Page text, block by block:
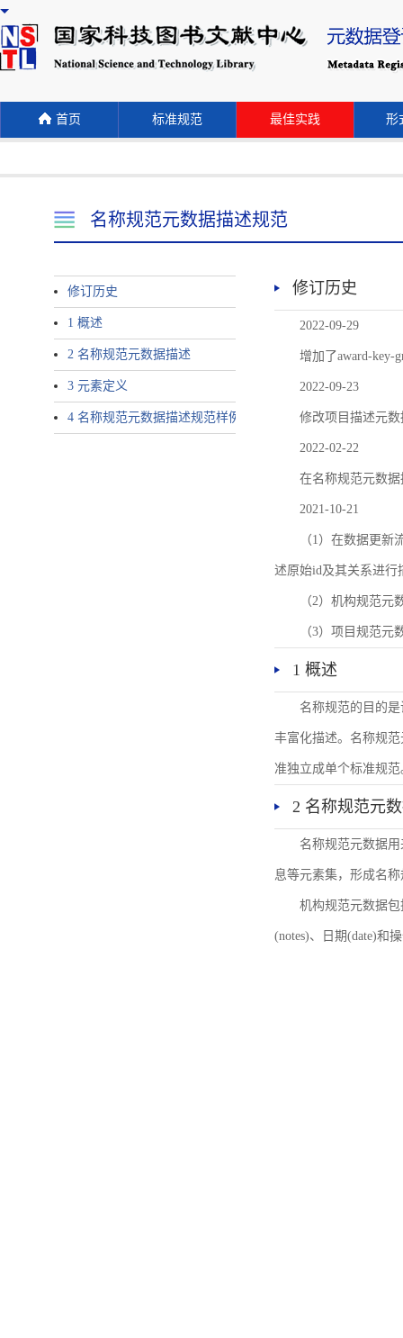
首页 标准规范 最佳实践 形
名称规范元数据描述规范
修订历史
1 概述
2 名称规范元数据描述
3 元素定义
4 名称规范元数据描述规范样例
修订历史
2022-09-29
增加了award-key-
2022-09-23
修改项目描述元
2022-02-22
在名称规范元数
2021-10-21
（1）在数据更
述原始id及其关系进行
（2）机构规范元
（3）项目规范
1 概述
名称规范的目的
丰富化描述。名称规
准独立成单个标准规范
2 名称规范元
名称规范元数据
息等元素集，形成名
机构规范元数据
(notes)、日期(date)和